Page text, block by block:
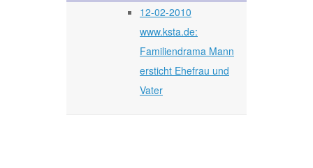
12-02-2010
www.ksta.de:
Familiendrama Mann
ersticht Ehefrau und
Vater